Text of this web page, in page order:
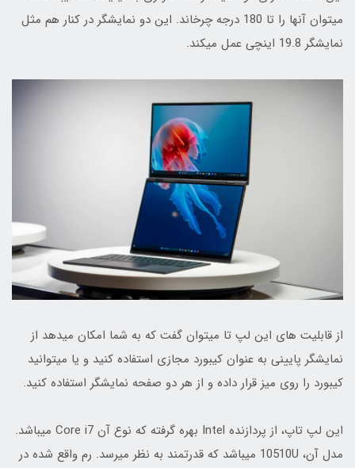
میتوان آنها را تا 180 درجه چرخاند. این دو نمایشگر در کنار هم مثل
نمایشگر 19.8 اینچی عمل میکند.
از قابلیت های این لپ تا میتوان گفت که به شما امکان میدهد از
نمایشگر پایینی به عنوان کیبورد مجازی استفاده کنید و یا میتوانید
کیبورد را روی میز قرار داده و از هر دو صفحه نمایشگر استفاده کنید.
این لپ تاپ، از پردازنده Intel بهره گرفته که نوع آن Core i7 میباشد.
مدل آن، 10510U میباشد که قدرتمند به نظر میرسد. رم واقع شده در